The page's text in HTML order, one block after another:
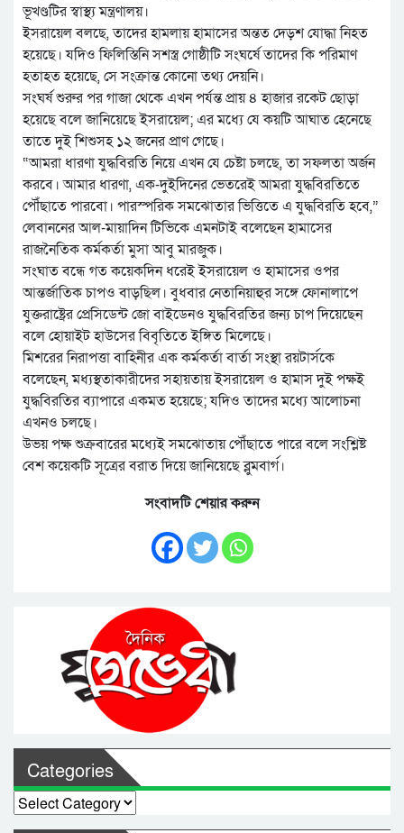
ভূখণ্ডটির স্বাস্থ্য মন্ত্রণালয়।
ইসরায়েল বলছে, তাদের হামলায় হামাসের অন্তত দেড়শ যোদ্ধা নিহত
হয়েছে। যদিও ফিলিস্তিনি সশস্ত্র গোষ্ঠীটি সংঘর্ষে তাদের কি পরিমাণ
হতাহত হয়েছে, সে সংক্রান্ত কোনো তথ্য দেয়নি।
সংঘর্ষ শুরুর পর গাজা থেকে এখন পর্যন্ত প্রায় ৪ হাজার রকেট ছোড়া
হয়েছে বলে জানিয়েছে ইসরায়েল; এর মধ্যে যে কয়টি আঘাত হেনেছে
তাতে দুই শিশুসহ ১২ জনের প্রাণ গেছে।
“আমরা ধারণা যুদ্ধবিরতি নিয়ে এখন যে চেষ্টা চলছে, তা সফলতা অর্জন
করবে। আমার ধারণা, এক-দুইদিনের ভেতরেই আমরা যুদ্ধবিরতিতে
পৌঁছাতে পারবো। পারস্পরিক সমঝোতার ভিত্তিতে এ যুদ্ধবিরতি হবে,”
লেবাননের আল-মায়াদিন টিভিকে এমনটাই বলেছেন হামাসের
রাজনৈতিক কর্মকর্তা মুসা আবু মারজুক।
সংঘাত বন্ধে গত কয়েকদিন ধরেই ইসরায়েল ও হামাসের ওপর
আন্তর্জাতিক চাপও বাড়ছিল। বুধবার নেতানিয়াহুর সঙ্গে ফোনালাপে
যুক্তরাষ্ট্রের প্রেসিডেন্ট জো বাইডেনও যুদ্ধবিরতির জন্য চাপ দিয়েছেন
বলে হোয়াইট হাউসের বিবৃতিতে ইঙ্গিত মিলেছে।
মিশরের নিরাপত্তা বাহিনীর এক কর্মকর্তা বার্তা সংস্থা রয়টার্সকে
বলেছেন, মধ্যস্থতাকারীদের সহায়তায় ইসরায়েল ও হামাস দুই পক্ষই
যুদ্ধবিরতির ব্যাপারে একমত হয়েছে; যদিও তাদের মধ্যে আলোচনা
এখনও চলছে।
উভয় পক্ষ শুক্রবারের মধ্যেই সমঝোতায় পৌঁছাতে পারে বলে সংশ্লিষ্ট
বেশ কয়েকটি সূত্রের বরাত দিয়ে জানিয়েছে ব্লুমবার্গ।
সংবাদটি শেয়ার করুন
Categories
Categories